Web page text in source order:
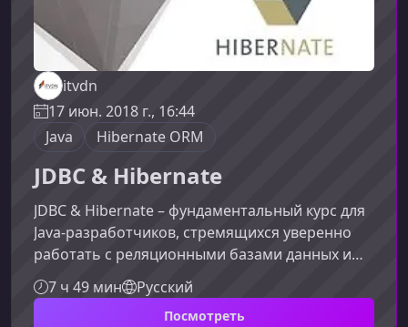
itvdn
17 июн. 2018 г., 16:44
Java
Hibernate ORM
JDBC & Hibernate
JDBC & Hibernate – фундаментальный курс для
Java‑разработчиков, стремящихся уверенно
работать с реляционными базами данных и
применять современные практики ORM.
Программа построена так, чтобы плавно
провести студента от низкоуровневого
7 ч 49 мин Русский
Посмотреть